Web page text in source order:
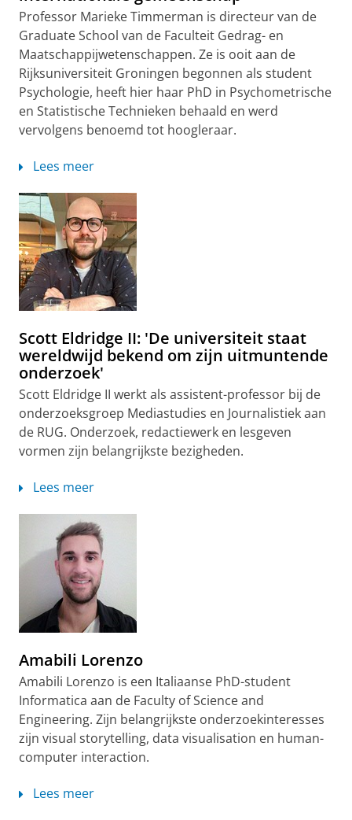
Professor Marieke Timmerman is directeur van de
Graduate School van de Faculteit Gedrag- en
Maatschappijwetenschappen. Ze is ooit aan de
Rijksuniversiteit Groningen begonnen als student
Psychologie, heeft hier haar PhD in Psychometrische
en Statistische Technieken behaald en werd
vervolgens benoemd tot hoogleraar.
Lees meer
Scott Eldridge II: 'De universiteit staat
wereldwijd bekend om zijn uitmuntende
onderzoek'
Scott Eldridge II werkt als assistent-professor bij de
onderzoeksgroep Mediastudies en Journalistiek aan
de RUG. Onderzoek, redactiewerk en lesgeven
vormen zijn belangrijkste bezigheden.
Lees meer
Amabili Lorenzo
Amabili Lorenzo is een Italiaanse PhD-student
Informatica aan de Faculty of Science and
Engineering. Zijn belangrijkste onderzoekinteresses
zijn visual storytelling, data visualisation en human-
computer interaction.
Lees meer